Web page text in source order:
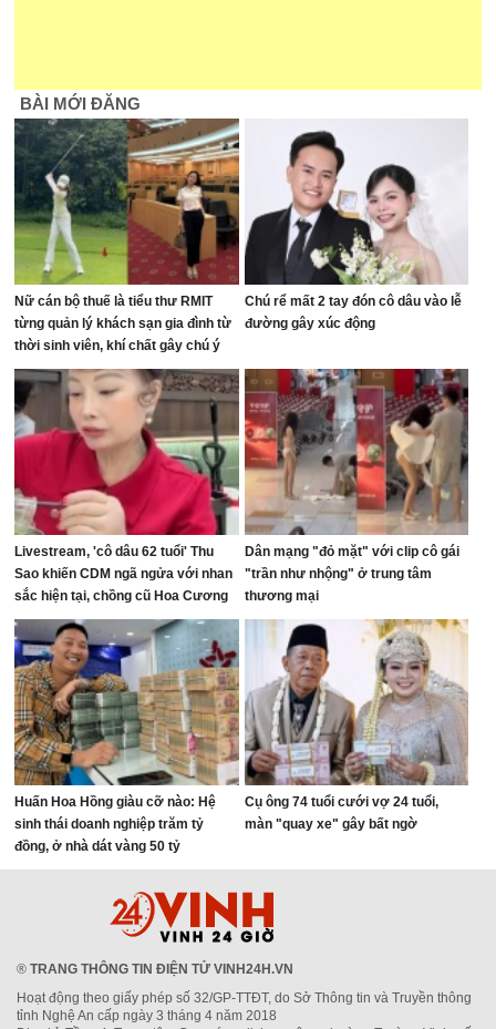
BÀI MỚI ĐĂNG
Nữ cán bộ thuế là tiểu thư RMIT
từng quản lý khách sạn gia đình từ
thời sinh viên, khí chất gây chú ý
trên sân golf
Chú rể mất 2 tay đón cô dâu vào lễ
đường gây xúc động
Livestream, 'cô dâu 62 tuổi' Thu
Sao khiến CDM ngã ngửa với nhan
sắc hiện tại, chồng cũ Hoa Cương
bị réo tên
Dân mạng "đỏ mặt" với clip cô gái
"trần như nhộng" ở trung tâm
thương mại
Huấn Hoa Hồng giàu cỡ nào: Hệ
sinh thái doanh nghiệp trăm tỷ
đồng, ở nhà dát vàng 50 tỷ
Cụ ông 74 tuổi cưới vợ 24 tuổi,
màn "quay xe" gây bất ngờ
® TRANG THÔNG TIN ĐIỆN TỬ VINH24H.VN
Hoạt động theo giấy phép số 32/GP-TTĐT, do Sở Thông tin và Truyền thông
tỉnh Nghệ An cấp ngày 3 tháng 4 năm 2018